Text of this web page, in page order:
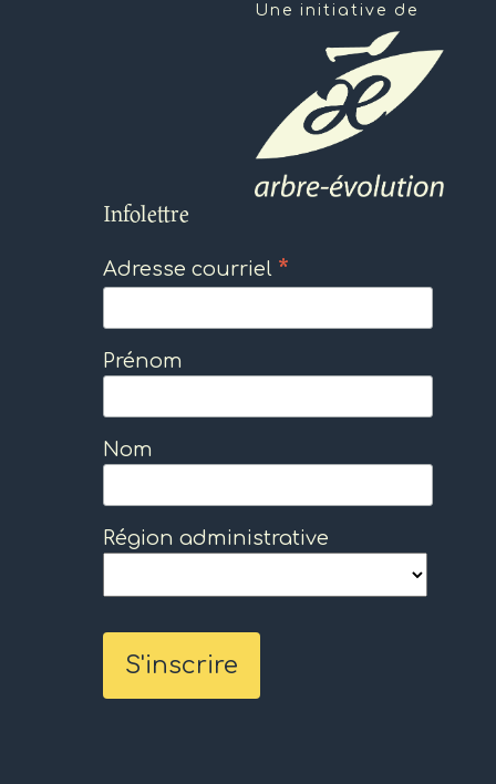
Une initiative de
Infolettre
Adresse courriel *
Prénom
Nom
Région administrative